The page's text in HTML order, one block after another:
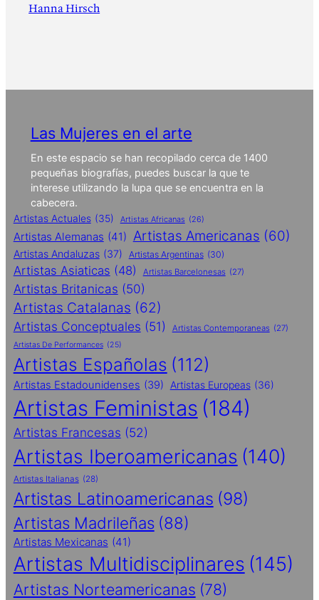
Hanna Hirsch
Las Mujeres en el arte
En este espacio se han recopilado cerca de 1400
pequeñas biografías, puedes buscar la que te
interese utilizando la lupa que se encuentra en la
cabecera.
Artistas Actuales (35) Artistas Africanas (26)
Artistas Alemanas (41) Artistas Americanas (60)
Artistas Andaluzas (37) Artistas Argentinas (30)
Artistas Asiaticas (48) Artistas Barcelonesas (27)
Artistas Britanicas (50)
Artistas Catalanas (62)
Artistas Conceptuales (51) Artistas Contemporaneas (27)
Artistas De Performances (25)
Artistas Españolas (112)
Artistas Estadounidenses (39) Artistas Europeas (36)
Artistas Feministas (184)
Artistas Francesas (52)
Artistas Iberoamericanas (140)
Artistas Italianas (28)
Artistas Latinoamericanas (98)
Artistas Madrileñas (88)
Artistas Mexicanas (41)
Artistas Multidisciplinares (145)
Artistas Norteamericanas (78)